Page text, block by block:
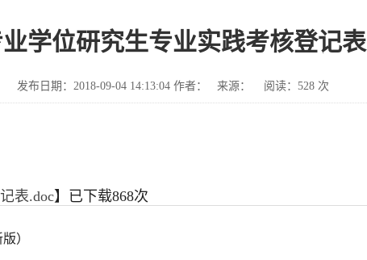
学位研究生专业实践考核登记表
发布日期：2018-09-04 14:13:04 作者： 来源： 阅读： 528次
表.doc】已下载868次
）